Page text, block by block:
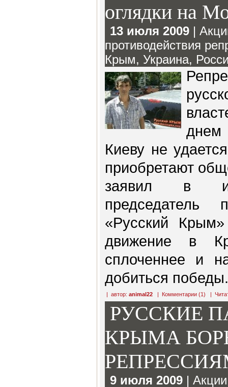
оглядки на
13 июля 2009 |
противодействия
Крым, Украина,
днем
Киеву не
приобретают
заявил в
председатель
«Русский
движение в
сплоченнее и
добиться победы.
| автор: animal22 | Комментарии (1) |
РУССКИЕ
КРЫМА
9 июля 2009 |